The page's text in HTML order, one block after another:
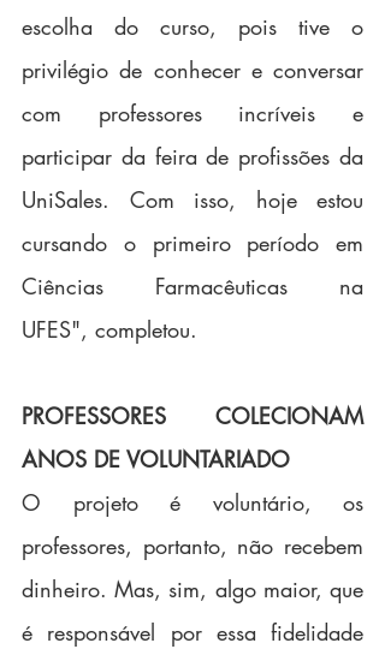
escolha do curso, pois tive o
privilégio de conhecer e conversar
com professores incríveis e
participar da feira de profissões da
UniSales. Com isso, hoje estou
cursando o primeiro período em
Ciências Farmacêuticas na
UFES", completou.
PROFESSORES COLECIONAM
ANOS DE VOLUNTARIADO
O projeto é voluntário, os
professores, portanto, não recebem
dinheiro. Mas, sim, algo maior, que
é responsável por essa fidelidade